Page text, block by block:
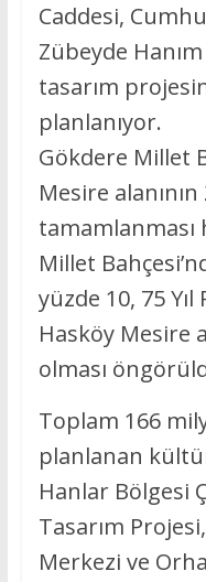
Caddesi,
Zübeyde
tasarım
planlanıyor.
Gökdere Millet
Mesire alanının
Millet
yüzde 10, 75 Yıl
Hasköy Mesire
olması
Toplam 166
planlanan
Hanlar Bölgesi
Tasarım
Merkezi ve